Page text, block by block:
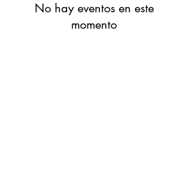
No hay eventos en este
momento